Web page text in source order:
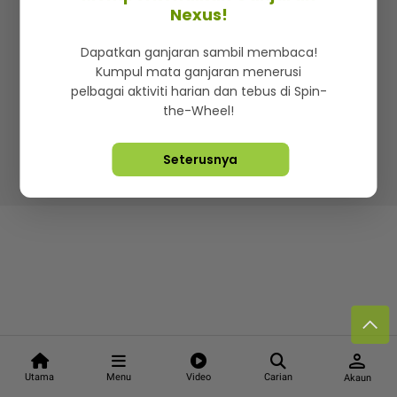
Utama Menu Video Carian
person
Akaun
Iklan di SMG360
Terma & Syarat Dasar Privasi
Lebih hot, viral dan sensasi
Hakcipta Terpelihara ©2026. Star Media Group Berhad
Nexus!
Dapatkan ganjaran sambil membaca!
Kumpul mata ganjaran menerusi
pelbagai aktiviti harian dan tebus di Spin-
the-Wheel!
Seterusnya